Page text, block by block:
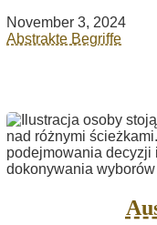
November 3, 2024
Abstrakte Begriffe